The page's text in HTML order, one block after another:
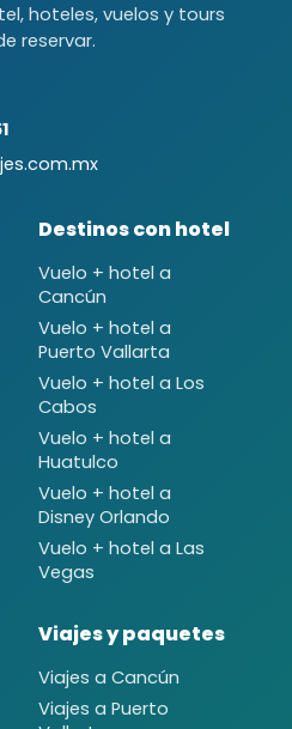
hoteles, vuelos y tours
reservar.
Destinos con hotel
Vuelo + hotel a
Cancún
Vuelo + hotel a
Puerto Vallarta
Vuelo + hotel a Los
Cabos
Vuelo + hotel a
Huatulco
Vuelo + hotel a
Disney Orlando
Vuelo + hotel a Las
Vegas
Viajes y paquetes
Viajes a Cancún
Viajes a Puerto